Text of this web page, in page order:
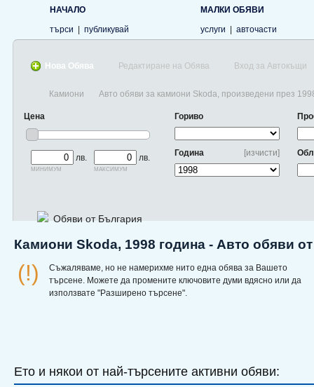
НАЧАЛО
търси
публикувай
МАЛКИ ОБЯВИ
услуги
авточасти
Нова Обява Редактиране на Обява Вход за Автокъщи
Камиони Авто обяви за камиони Skoda, произведени през
Цена
лв.
минимум
лв.
максимум
Гориво
[изчисти]
Година
Обяви от България
Камиони Skoda, 1998 година - Авто обяви
(!)
Съжаляваме, но не намерихме нито една обява за Вашето
търсене. Можете да промените ключовите думи вдясно или да
използвате "Разширено търсене".
Ето и някои от най-търсените активни обяви: